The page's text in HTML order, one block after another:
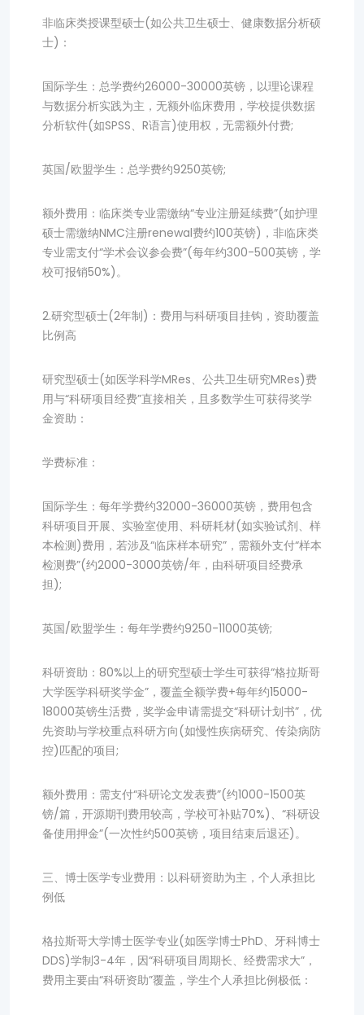
非临床类授课型硕士(如公共卫生硕士、健康数据分析硕
士)：
国际学生：总学费约26000-30000英镑，以理论课程
与数据分析实践为主，无额外临床费用，学校提供数据
分析软件(如SPSS、R语言)使用权，无需额外付费;
英国/欧盟学生：总学费约9250英镑;
额外费用：临床类专业需缴纳“专业注册延续费”(如护理
硕士需缴纳NMC注册renewal费约100英镑)，非临床类
专业需支付“学术会议参会费”(每年约300-500英镑，学
校可报销50%)。
2.研究型硕士(2年制)：费用与科研项目挂钩，资助覆盖
比例高
研究型硕士(如医学科学MRes、公共卫生研究MRes)费
用与“科研项目经费”直接相关，且多数学生可获得奖学
金资助：
学费标准：
国际学生：每年学费约32000-36000英镑，费用包含
科研项目开展、实验室使用、科研耗材(如实验试剂、样
本检测)费用，若涉及“临床样本研究”，需额外支付“样本
检测费”(约2000-3000英镑/年，由科研项目经费承
担);
英国/欧盟学生：每年学费约9250-11000英镑;
科研资助：80%以上的研究型硕士学生可获得“格拉斯哥
大学医学科研奖学金”，覆盖全额学费+每年约15000-
18000英镑生活费，奖学金申请需提交“科研计划书”，优
先资助与学校重点科研方向(如慢性疾病研究、传染病防
控)匹配的项目;
额外费用：需支付“科研论文发表费”(约1000-1500英
镑/篇，开源期刊费用较高，学校可补贴70%)、“科研设
备使用押金”(一次性约500英镑，项目结束后退还)。
三、博士医学专业费用：以科研资助为主，个人承担比
例低
格拉斯哥大学博士医学专业(如医学博士PhD、牙科博士
DDS)学制3-4年，因“科研项目周期长、经费需求大”，
费用主要由“科研资助”覆盖，学生个人承担比例极低：